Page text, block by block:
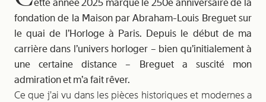
ette année 2025 marque le 250e anniversaire de la
fondation de la Maison par Abraham-Louis Breguet sur
le quai de l’Horloge à Paris. Depuis le début de ma
carrière dans l’univers horloger – bien qu’initialement à
une certaine distance – Breguet a suscité mon
admiration et m’a fait rêver.
Ce que j’ai vu dans les pièces historiques et modernes a